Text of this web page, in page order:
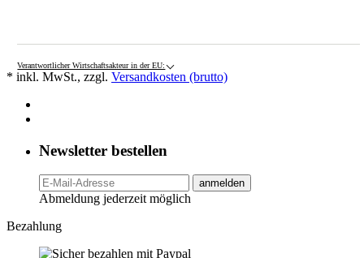
Verantwortlicher Wirtschaftsakteur in der EU:
* inkl. MwSt., zzgl. Versandkosten (brutto)
Newsletter bestellen
anmelden
Abmeldung jederzeit möglich
Bezahlung